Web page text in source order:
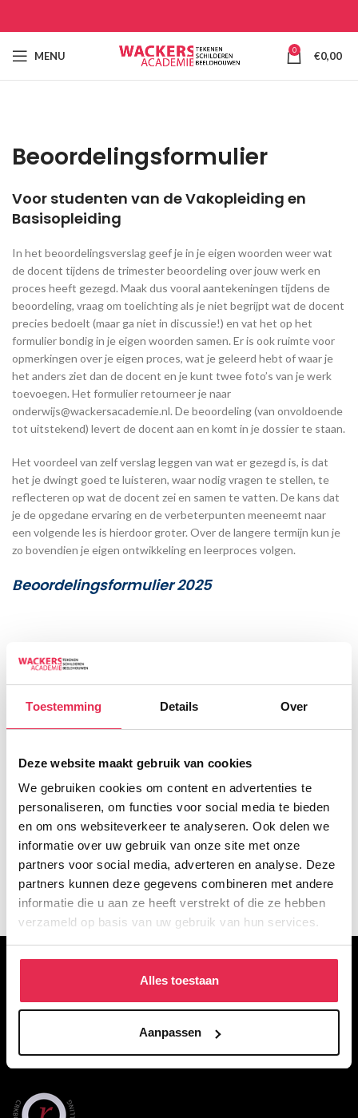
Toestemming Details Over
Deze website maakt gebruik van cookies
We gebruiken cookies om content en advertenties te
personaliseren, om functies voor social media te bieden
en om ons websiteverkeer te analyseren. Ook delen we
informatie over uw gebruik van onze site met onze
partners voor social media, adverteren en analyse. Deze
partners kunnen deze gegevens combineren met andere
informatie die u aan ze heeft verstrekt of die ze hebben
verzameld op basis van uw gebruik van hun services.
Alles toestaan
Aanpassen
MENU 0 €0,00
Beoordelingsformulier
Voor studenten van de Vakopleiding en
Basisopleiding
In het beoordelingsverslag geef je in je eigen woorden weer wat
de docent tijdens de trimester beoordeling over jouw werk en
proces heeft gezegd. Maak dus vooral aantekeningen tijdens de
beoordeling, vraag om toelichting als je niet begrijpt wat de docent
precies bedoelt (maar ga niet in discussie!) en vat het op het
formulier bondig in je eigen woorden samen. Er is ook ruimte voor
opmerkingen over je eigen proces, wat je geleerd hebt of waar je
het anders ziet dan de docent en je kunt twee foto’s van je werk
toevoegen. Het formulier retourneer je naar
onderwijs@wackersacademie.nl. De beoordeling (van onvoldoende
tot uitstekend) levert de docent aan en komt in je dossier te staan.
Het voordeel van zelf verslag leggen van wat er gezegd is, is dat
het je dwingt goed te luisteren, waar nodig vragen te stellen, te
reflecteren op wat de docent zei en samen te vatten. De kans dat
je de opgedane ervaring en de verbeterpunten meeneemt naar
een volgende les is hierdoor groter. Over de langere termijn kun je
zo bovendien je eigen ontwikkeling en leerproces volgen.
Beoordelingsformulier 2025
De Wackers Academie is een particulier opleidingsinstituut voor
figuratief tekenen, schilderen en beeldhouwen. Met voltijd- en